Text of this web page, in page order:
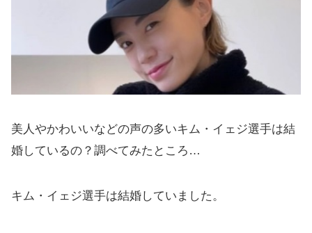
美人やかわいいなどの声の多いキム・イェジ選手は結
婚しているの？調べてみたところ…
キム・イェジ選手は結婚していました。